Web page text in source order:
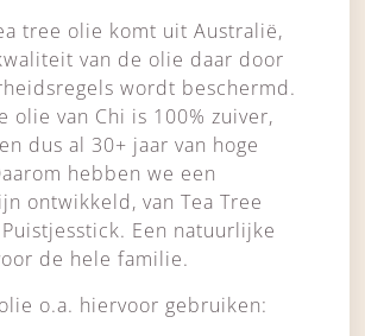
tree olie komt uit Australië,
van de olie daar door
wordt beschermd.
olie van Chi is 100% zuiver,
dus al 30+ jaar van hoge
hebben we een
ontwikkeld, van Tea Tree
Een natuurlijke
de hele familie.
o.a. hiervoor gebruiken: